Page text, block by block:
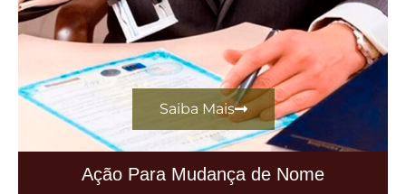
Ação Para Mudança de Nome
Saiba Mais